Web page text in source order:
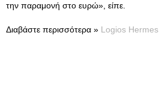
την παραμονή στο ευρώ», είπε.
Διαβάστε περισσότερα » Logios Hermes